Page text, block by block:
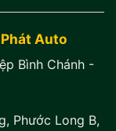
Auto
Bình Chánh -
Phước Long B,